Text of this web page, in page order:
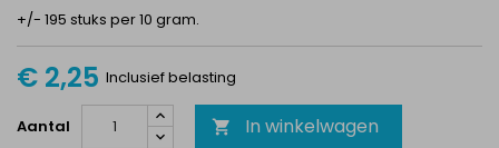
+/- 195 stuks per 10 gram.
€ 2,25 Inclusief belasting
Aantal  In winkelwagen